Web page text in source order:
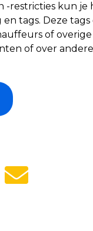
-restricties kun
tags. Deze
of
of over